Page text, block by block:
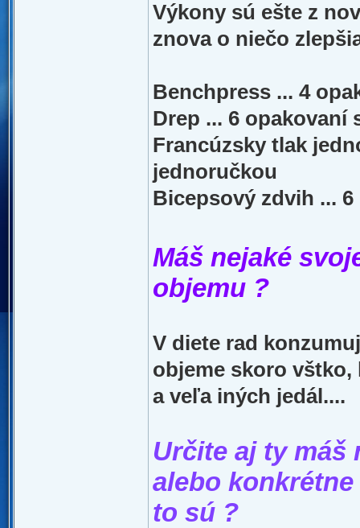
Výkony sú ešte z
znova o niečo
Benchpress ... 4
Drep ... 6 opakovaní
Francúzsky tlak
jednoručkou
Bicepsový zdvih ...
Máš nejaké
objemu ?
V diete rad
objeme skoro vštko,
a veľa iných jedál....
Určite aj ty máš
alebo
to sú ?